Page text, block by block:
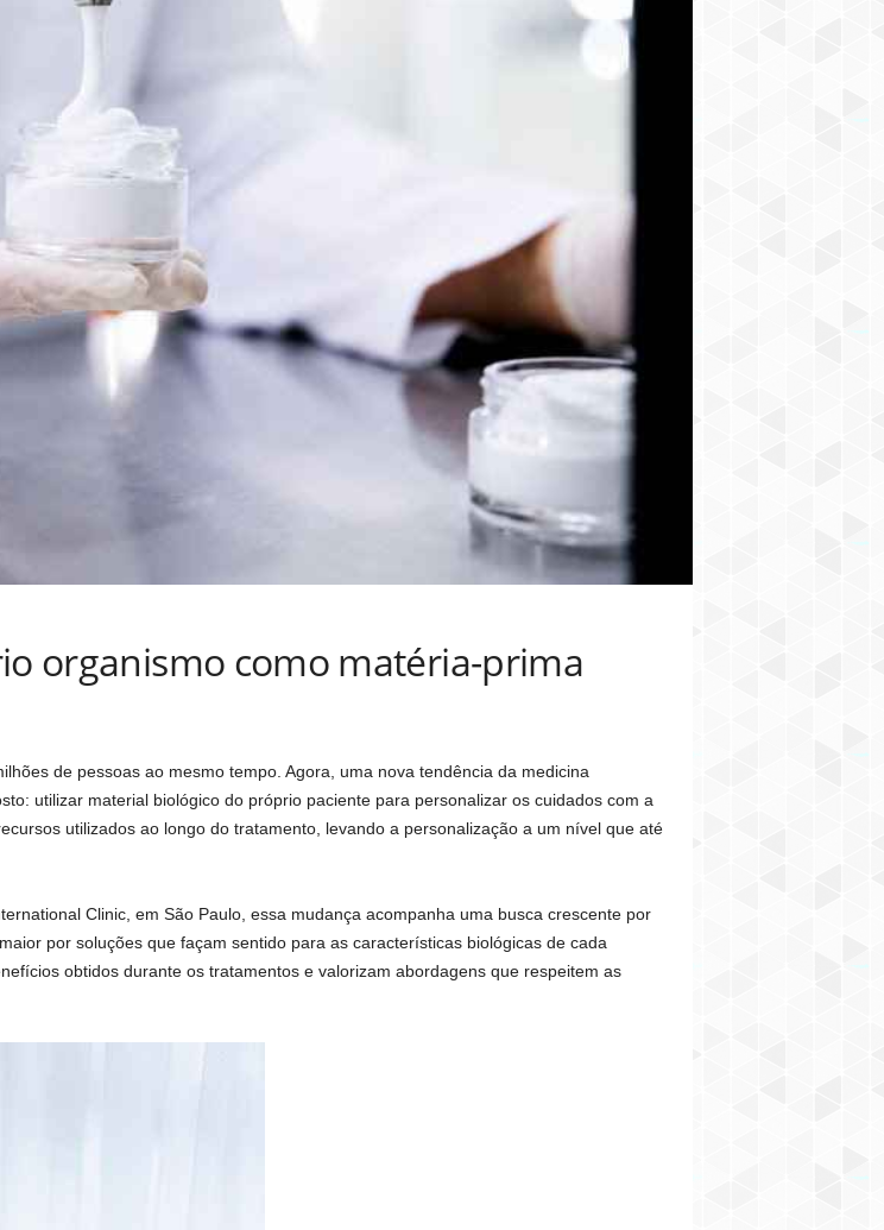
organismo como matéria-prima
de pessoas ao mesmo tempo. Agora, uma nova tendência da medicina
utilizar material biológico do próprio paciente para personalizar os cuidados com a
utilizados ao longo do tratamento, levando a personalização a um nível que até
Clinic, em São Paulo, essa mudança acompanha uma busca crescente por
por soluções que façam sentido para as características biológicas de cada
obtidos durante os tratamentos e valorizam abordagens que respeitem as